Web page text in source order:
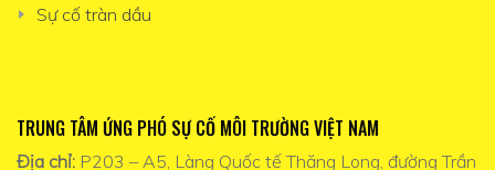
Sự cố tràn dầu
TRUNG TÂM ỨNG PHÓ SỰ CỐ MÔI TRƯỜNG VIỆT NAM
Địa chỉ: P203 – A5, Làng Quốc tế Thăng Long, đường Trần